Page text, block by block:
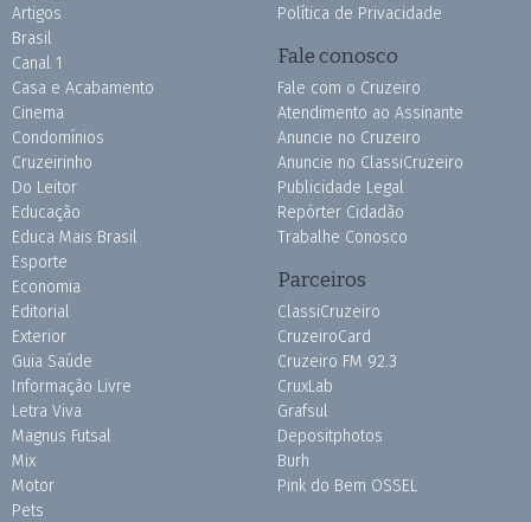
Artigos
Brasil
Canal 1
Casa e Acabamento
Cinema
Condomínios
Cruzeirinho
Do Leitor
Educação
Educa Mais Brasil
Esporte
Economia
Editorial
Exterior
Guia Saúde
Informação Livre
Letra Viva
Magnus Futsal
Mix
Motor
Pets
Política de Privacidade
Fale conosco
Fale com o Cruzeiro
Atendimento ao Assinante
Anuncie no Cruzeiro
Anuncie no ClassiCruzeiro
Publicidade Legal
Repórter Cidadão
Trabalhe Conosco
Parceiros
ClassiCruzeiro
CruzeiroCard
Cruzeiro FM 92.3
CruxLab
Grafsul
Depositphotos
Burh
Pink do Bem OSSEL